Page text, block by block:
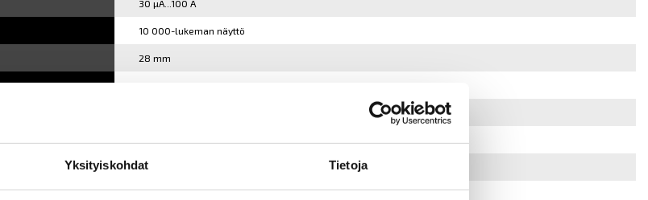
Yksityiskohdat Tietoja
30 µA...100 A
10 000-lukeman näyttö
28 mm
IEC 6010 CAT III 600 V